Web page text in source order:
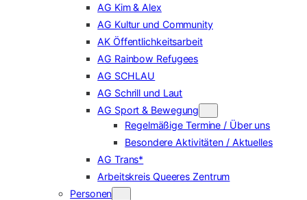
AG Kim & Alex
AG Kultur und Community
AK Öffentlichkeitsarbeit
AG Rainbow Refugees
AG SCHLAU
AG Schrill und Laut
AG Sport & Bewegung
Regelmäßige Termine / Über uns
Besondere Aktivitäten / Aktuelles
AG Trans*
Arbeitskreis Queeres Zentrum
Personen